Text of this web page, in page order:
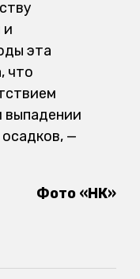
и
эта
что
выпадении
—
Фото «НК»